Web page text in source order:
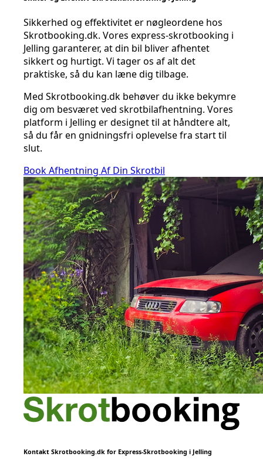
Sikkerhed og effektivitet er nøgleordene hos
Skrotbooking.dk. Vores express-skrotbooking i
Jelling garanterer, at din bil bliver afhentet
sikkert og hurtigt. Vi tager os af alt det
praktiske, så du kan læne dig tilbage.
Med Skrotbooking.dk behøver du ikke bekymre
dig om besværet ved skrotbilafhentning. Vores
platform i Jelling er designet til at håndtere alt,
så du får en gnidningsfri oplevelse fra start til
slut.
Book Afhentning Af Din Skrotbil
Kontakt Skrotbooking.dk for Express-Skrotbooking i Jelling